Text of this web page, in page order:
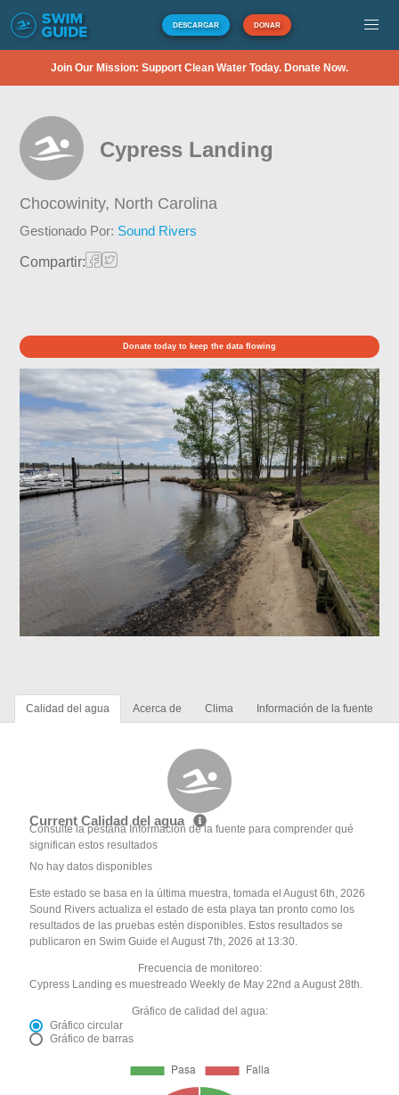
DESCARGAR DONAR
Join Our Mission: Support Clean Water Today. Donate Now.
Cypress Landing
Chocowinity, North Carolina
Gestionado Por: Sound Rivers
Compartir:
Donate today to keep the data flowing
Calidad del agua Acerca de Clima Información de la fuente
Current Calidad del agua
Consulte la pestaña Información de la fuente para comprender qué
significan estos resultados
No hay datos disponibles
Este estado se basa en la última muestra, tomada el August 6th, 2026
Sound Rivers actualiza el estado de esta playa tan pronto como los
resultados de las pruebas estén disponibles. Estos resultados se
publicaron en Swim Guide el August 7th, 2026 at 13:30.
Frecuencia de monitoreo:
Cypress Landing es muestreado Weekly de May 22nd a August 28th.
Gráfico de calidad del agua:
Gráfico circular
Gráfico de barras